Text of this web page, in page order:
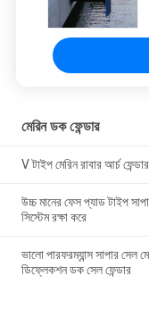
মেরিন ডক ফেন্ডার
V টাইপ মেরিন রাবার আর্চ
উচ্চ মানের ফেস প্যাড টাইপ
সিস্টেম রক্ষা করে
ভালো পারফরম্যান্স সাপার সেল
ডিফ্লেকশন ডক সেল ফেন্ডার